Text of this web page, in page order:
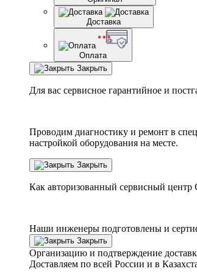
Доставка
Оплата
Закрыть
Для вас сервисное гарантийное и
Проводим диагностику и ремонт в
настройкой оборудования на месте.
Закрыть
Как авторизованный сервисный центр
Наши инженеры подготовлены и
Закрыть
Организацию и подтверждение
Доставляем по всей России и в